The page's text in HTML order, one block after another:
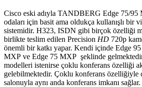
Cisco eski adıyla TANDBERG Edge 75/95
odaları için basit ama oldukça kullanışlı bir
sistemidir. H323, ISDN gibi birçok özelliği
birlikte teslim edilen Precision HD 720p
önemli bir katkı yapar. Kendi içinde Edge
MXP ve Edge 75 MXP şeklinde
modelleri istenirse çoklu konferans özelliği
gelebilmektedir. Çoklu konferans özelliğiyle
salonuyla aynı anda konferans imkanı sağlar.